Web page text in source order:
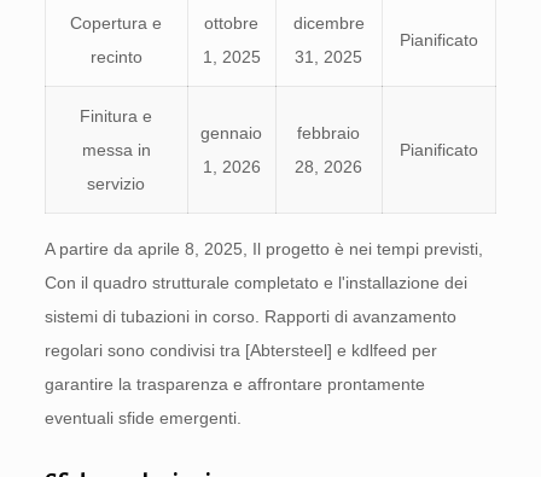
Copertura e
recinto
ottobre
1, 2025
dicembre
31, 2025
Pianificato
Finitura e
messa in
servizio
gennaio
1, 2026
febbraio
28, 2026
Pianificato
A partire da aprile 8, 2025, Il progetto è nei tempi previsti,
Con il quadro strutturale completato e l'installazione dei
sistemi di tubazioni in corso. Rapporti di avanzamento
regolari sono condivisi tra [Abtersteel] e kdlfeed per
garantire la trasparenza e affrontare prontamente
eventuali sfide emergenti.